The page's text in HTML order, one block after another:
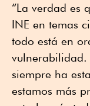
“La verdad es
INE en temas
todo está en
vulnerabilidad.
siempre ha
estamos más